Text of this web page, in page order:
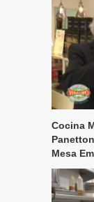
Cocina
Mesa